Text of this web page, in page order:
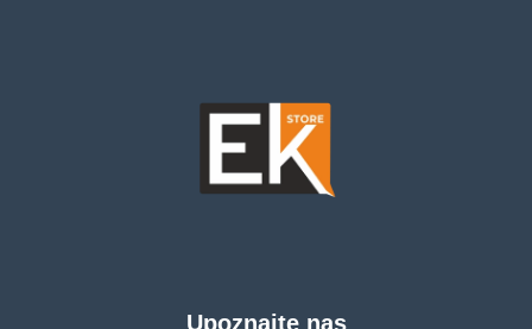
Upoznajte nas